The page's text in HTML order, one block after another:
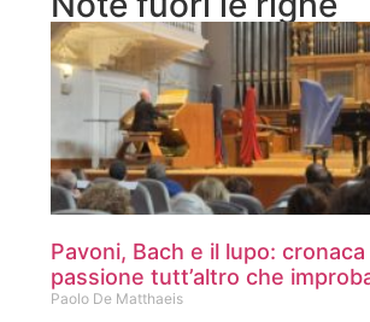
Pavoni, Bach e il lupo: cronaca
passione tutt’altro che
Paolo De Matthaeis